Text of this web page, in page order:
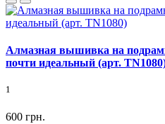
Алмазная вышивка на
почти идеальный (арт.
1
600 грн.